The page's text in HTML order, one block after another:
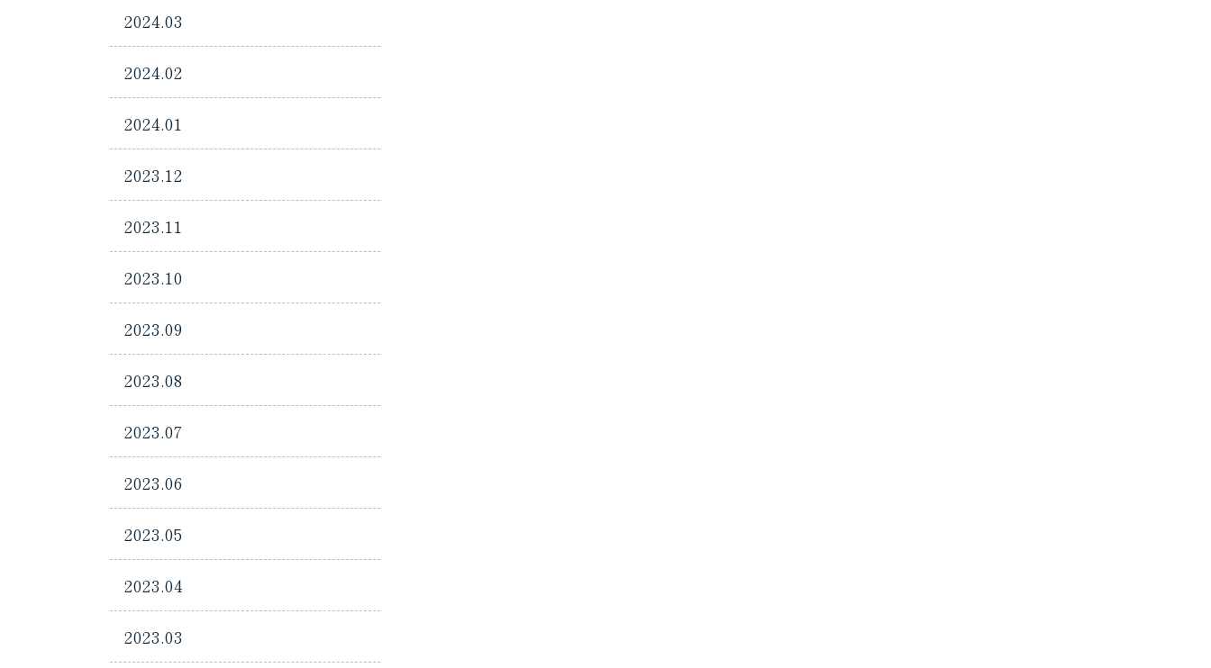
2024.03
2024.02
2024.01
2023.12
2023.11
2023.10
2023.09
2023.08
2023.07
2023.06
2023.05
2023.04
2023.03